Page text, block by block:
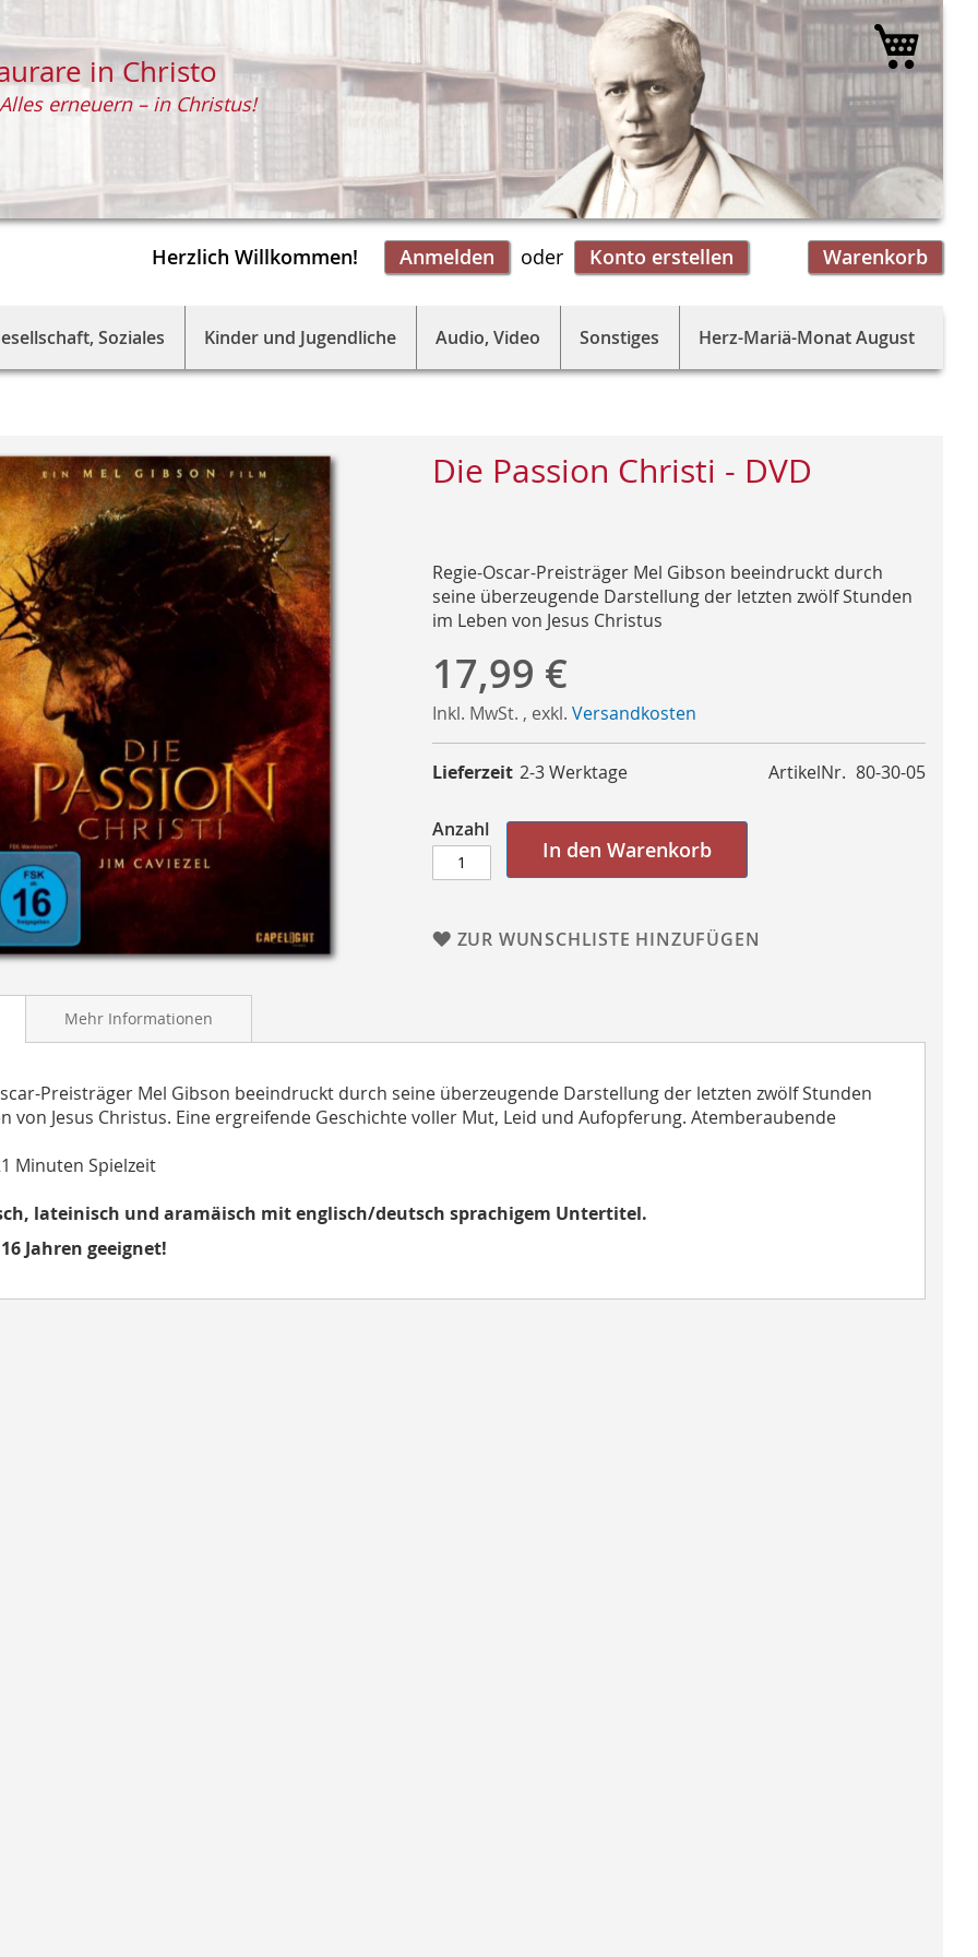
Herzlich Willkommen! Anmelden Warenkorb
Konto erstellen
in Christo
Alles erneuern – in Christus!
Mein
Soziales Kinder und Jugendliche Audio, Video Sonstiges Herz-Mariä-Monat August
Die Passion Christi - DVD
Regie-Oscar-Preisträger Mel Gibson beeindruckt durch
seine überzeugende Darstellung der letzten zwölf Stunden
im Leben von Jesus Christus
17,99 €
Inkl. MwSt. , exkl. Versandkosten
ArtikelNr. 80-30-05
Lieferzeit 2-3 Werktage
Anzahl
In den Warenkorb
ZUR WUNSCHLISTE HINZUFÜGEN
Preisträger Mel Gibson beeindruckt durch seine überzeugende Darstellung der letzten zwölf Stunden
von Jesus Christus. Eine ergreifende Geschichte voller Mut, Leid und Aufopferung. Atemberaubende
Minuten Spielzeit
lateinisch und aramäisch mit englisch/deutsch sprachigem Untertitel.
Jahren geeignet!
Mehr Informationen